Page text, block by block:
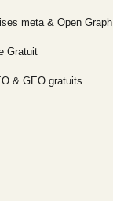
meta & Open Graph
Gratuit
& GEO gratuits